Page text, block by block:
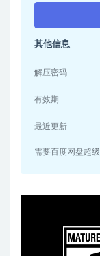
其他信息
解压密码
有效期
最近更新
需要百度网盘超